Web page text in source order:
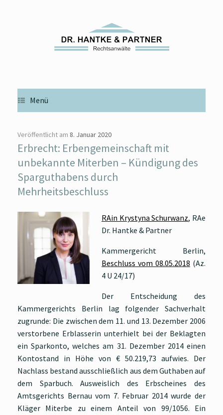
Menü
Veröffentlicht am 8. Januar 2020
Erbrecht: Erbengemeinschaft mit
unbekannte Miterben – Kündigung des
Sparguthabens durch
Mehrheitsbeschluss
RAin Krystyna Schurwanz, RAe
Dr. Hantke & Partner
Kammergericht Berlin,
Beschluss vom 08.05.2018 (Az.
4 U 24/17)
Der Entscheidung des
Kammergerichts Berlin lag folgender Sachverhalt
zugrunde: Die zwischen dem 11. und 13. Dezember 2006
verstorbene Erblasserin unterhielt bei der Beklagten
ein Sparkonto, welches am 31. Dezember 2014 einen
Kontostand in Höhe von € 50.219,73 aufwies. Der
Nachlass bestand ausschließlich aus dem Guthaben auf
dem Sparbuch. Ausweislich des Erbscheines des
Amtsgerichts Bernau vom 7. Februar 2014 wurde der
Kläger Miterbe zu einem Anteil von 99/1056. Ein